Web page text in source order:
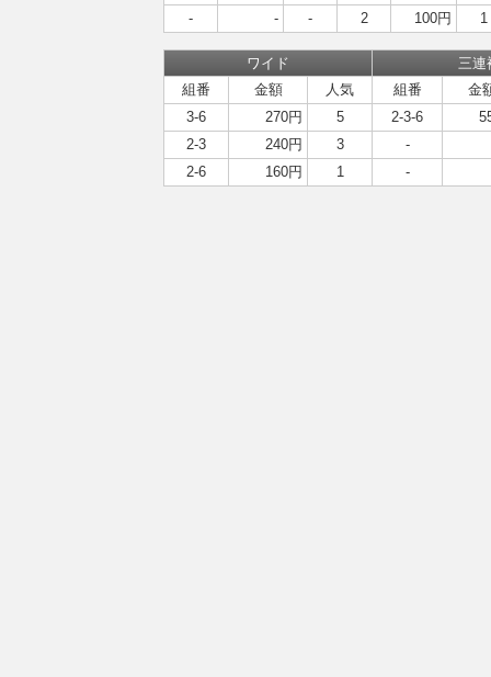
-
- - 2 100円 1
ワイド
三連
組番
金額 人気 組番
金
3-6
270円 5 2-3-6
2-3
240円 3
-
2-6
160円 1 -